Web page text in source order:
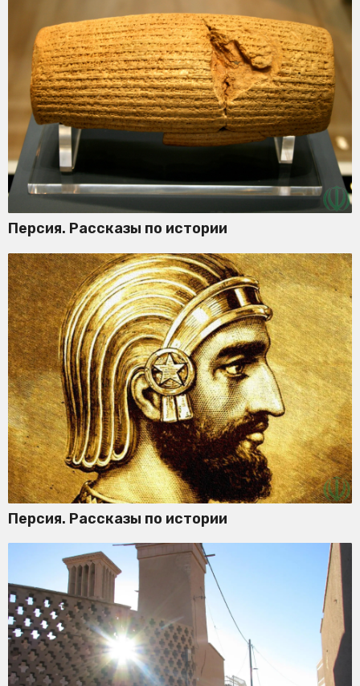
Персия. Рассказы по истории
Персия. Рассказы по истории